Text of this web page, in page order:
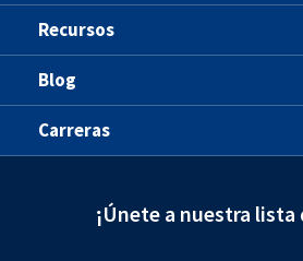
Recursos
Blog
Carreras
¡Únete a nuestra lista